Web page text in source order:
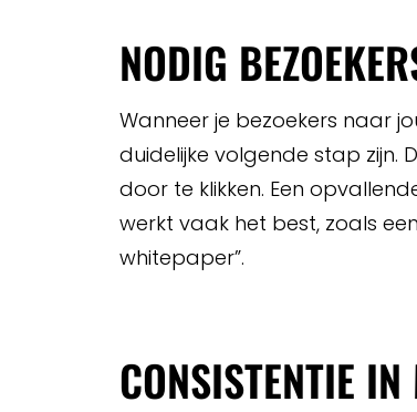
NODIG
Wanneer je bezoekers naar
duidelijke volgende stap zijn.
door te klikken. Een
werkt vaak het best, zoals
whitepaper”.
CONSISTENTIE